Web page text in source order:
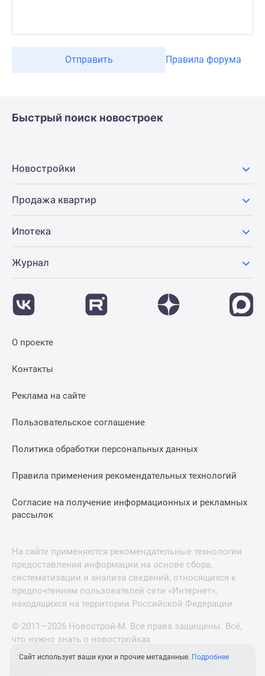
Отправить Правила форума
Быстрый поиск новостроек
Новостройки
Продажа квартир
Ипотека
Журнал
О проекте
Контакты
Реклама на сайте
Пользовательское соглашение
Политика обработки персональных данных
Правила применения рекомендательных технологий
Согласие на получение информационных и рекламных
рассылок
На сайте применяются рекомендательные технологии
предоставления информации на основе сбора,
систематизации и анализа сведений, относящихся к
предпочтениям пользователей сети «Интернет»,
находящихся на территории Российской Федерации.
© 2011—2026 Новострой-М. Все права защищены. Всё,
что нужно знать о новостройках
Сайт использует ваши куки и прочие метаданные. Подробнее